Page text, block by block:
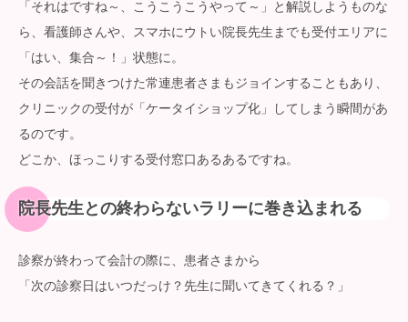
「それはですね～、こうこうこうやって～」と解説しようものな
ら、看護師さんや、スマホにウトい院長先生までも受付エリアに
「はい、集合～！」状態に。
その会話を聞きつけた常連患者さまもジョインすることもあり、
クリニックの受付が「ケータイショップ化」してしまう瞬間があ
るのです。
どこか、ほっこりする受付窓口あるあるですね。
院長先生との終わらないラリーに巻き込まれる
診察が終わって会計の際に、患者さまから
「次の診察日はいつだっけ？先生に聞いてきてくれる？」